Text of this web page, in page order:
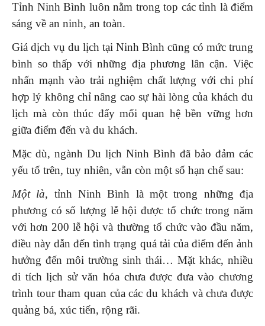
Tỉnh Ninh Bình luôn nằm trong top các tỉnh là điểm
sáng về an ninh, an toàn.
Giá dịch vụ du lịch tại Ninh Bình cũng có mức trung
bình so thấp với những địa phương lân cận. Việc
nhấn mạnh vào trải nghiệm chất lượng với chi phí
hợp lý không chỉ nâng cao sự hài lòng của khách du
lịch mà còn thúc đẩy mối quan hệ bền vững hơn
giữa điểm đến và du khách.
Mặc dù, ngành Du lịch Ninh Bình đã bảo đảm các
yếu tố trên, tuy nhiên, vẫn còn một số hạn chế sau:
Một là, tỉnh Ninh Bình là một trong những địa
phương có số lượng lễ hội được tổ chức trong năm
với hơn 200 lễ hội và thường tổ chức vào đầu năm,
điều này dẫn đến tình trạng quá tải của điểm đến ảnh
hưởng đến môi trường sinh thái… Mặt khác, nhiều
di tích lịch sử văn hóa chưa được đưa vào chương
trình tour tham quan của các du khách và chưa được
quảng bá, xúc tiến, rộng rãi.